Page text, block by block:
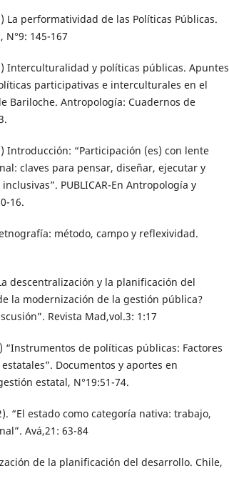
La performatividad de las Políticas Públicas.
N°9: 145-167
Interculturalidad y políticas públicas. Apuntes
participativas e interculturales en el
Bariloche. Antropología: Cuadernos de
Introducción: “Participación (es) con lente
claves para pensar, diseñar, ejecutar y
PUBLICAR-En Antropología y
16.
etnografía: método, campo y reflexividad.
descentralización y la planificación del
la modernización de la gestión pública?
Revista Mad,vol.3: 1:17
“Instrumentos de políticas públicas: Factores
Documentos y aportes en
estatal, N°19:51-74.
“El estado como categoría nativa: trabajo,
Avá,21: 63-84
de la planificación del desarrollo. Chile,